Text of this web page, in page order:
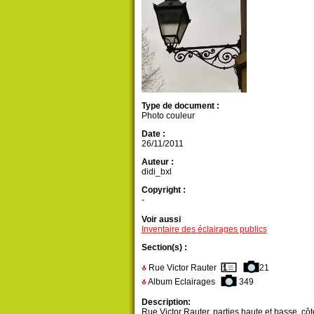
Type de document :
Photo couleur
Date :
26/11/2011
Auteur :
didi_bxl
Copyright :
-
Voir aussi
Inventaire des éclairages publics
Section(s) :
Rue Victor Rauter
21
Album Eclairages
349
Description:
Rue Victor Rauter, parties haute et basse,